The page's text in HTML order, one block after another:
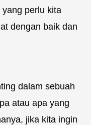
perlu kita
dengan baik dan
dalam sebuah
atau apa yang
jika kita ingin